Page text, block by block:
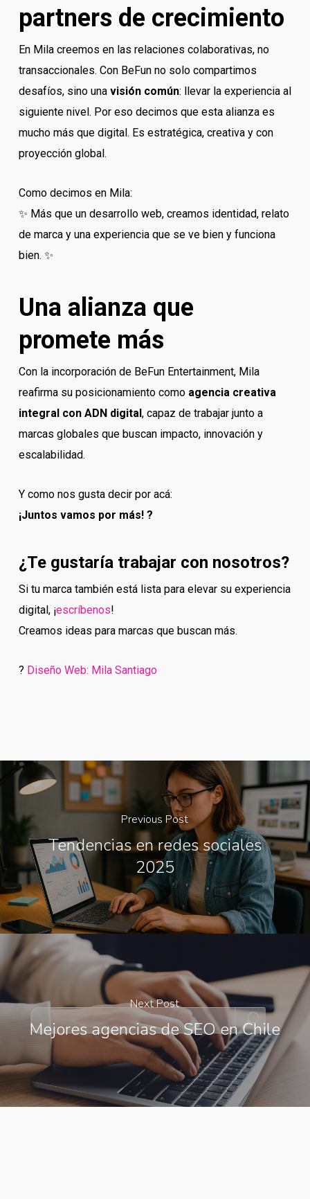
partners de crecimiento
En Mila creemos en las relaciones colaborativas, no
transaccionales. Con BeFun no solo compartimos
desafíos, sino una visión común: llevar la experiencia al
siguiente nivel. Por eso decimos que esta alianza es
mucho más que digital. Es estratégica, creativa y con
proyección global.
Como decimos en Mila:
✨ Más que un desarrollo web, creamos identidad, relato
de marca y una experiencia que se ve bien y funciona
bien. ✨
Una alianza que
promete más
Con la incorporación de BeFun Entertainment, Mila
reafirma su posicionamiento como agencia creativa
integral con ADN digital , capaz de trabajar junto a
marcas globales que buscan impacto, innovación y
escalabilidad.
Y como nos gusta decir por acá:
¡Juntos vamos por más! ?
¿Te gustaría trabajar con nosotros?
Si tu marca también está lista para elevar su experiencia
digital, ¡escríbenos!
Creamos ideas para marcas que buscan más.
? Diseño Web: Mila Santiago
Previous Post
Tendencias en redes sociales
2025
Next Post
Mejores agencias de SEO en Chile